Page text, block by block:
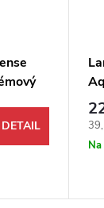
DETAIL
4V